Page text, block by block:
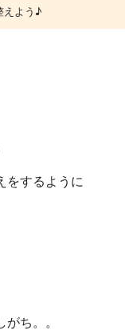
えよう♪
をするように
ち。。